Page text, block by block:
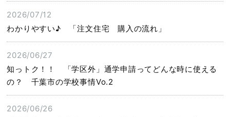
2026/07/12
わかりやすい♪ 「注文住宅 購入の流れ」
2026/06/27
知っトク！！ 「学区外」通学申請ってどんな時に使える
の？ 千葉市の学校事情Vo.2
2026/06/26